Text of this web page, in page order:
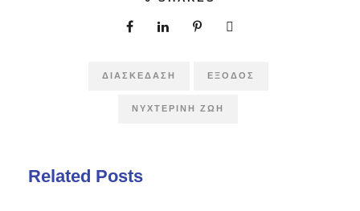
ΔΙΑΣΚΈΔΑΣΗ ΈΞΟΔΟΣ
ΝΥΧΤΕΡΙΝΉ ΖΩΉ
Related Posts